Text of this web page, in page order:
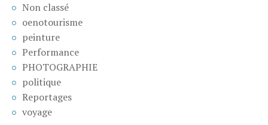
Non classé
oenotourisme
peinture
Performance
PHOTOGRAPHIE
politique
Reportages
voyage